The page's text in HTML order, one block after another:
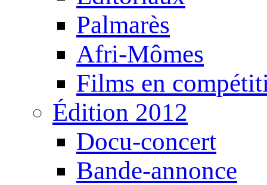
Palmarès
Afri-Mômes
Films en
Édition 2012
Docu-concert
Bande-annonce